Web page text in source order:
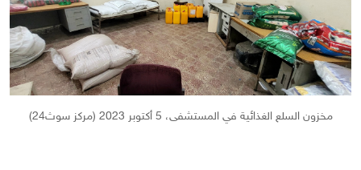
مخزون السلع الغذائية في المستشفى، 5 أكتوبر 2023 (مركز سوث24)